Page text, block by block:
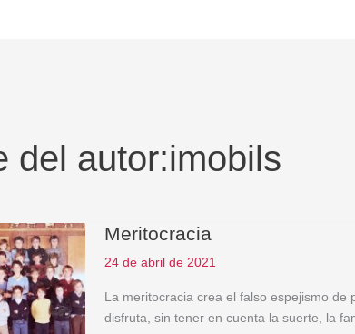
del autor:imobils
Meritocracia
24 de abril de 2021
La meritocracia crea el falso espejismo
disfruta, sin tener en cuenta la suerte, la
Meritocracia